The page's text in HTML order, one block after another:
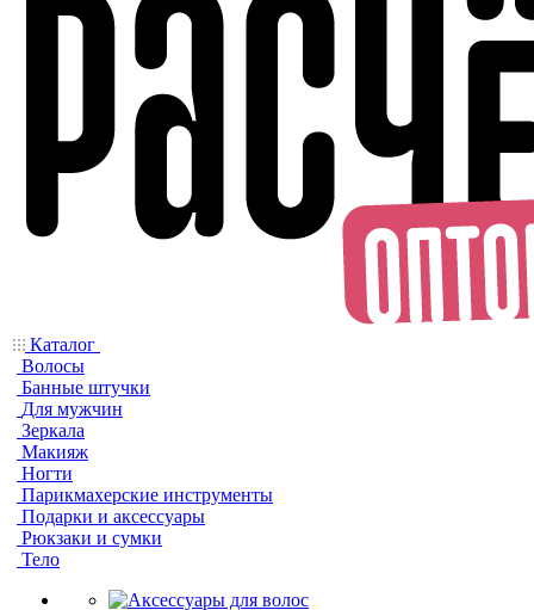
Каталог
Волосы
Банные штучки
Для мужчин
Зеркала
Макияж
Ногти
Парикмахерские инструменты
Подарки и аксессуары
Рюкзаки и сумки
Тело